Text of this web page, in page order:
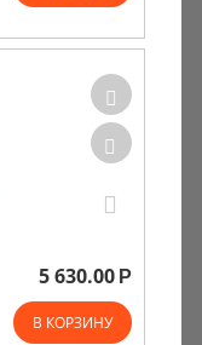
5 630.00 Р
В КОРЗИНУ